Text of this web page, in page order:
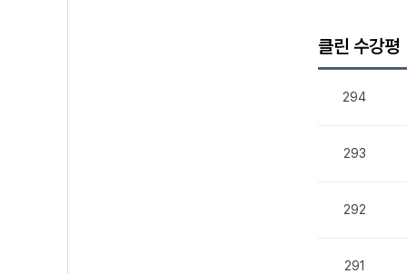
클린 수강평
294
293
292
291